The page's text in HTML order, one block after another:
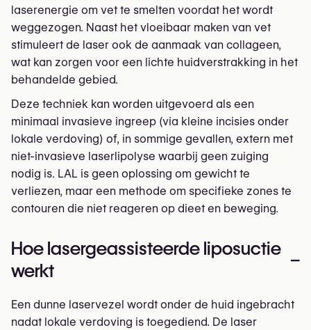
laserenergie om vet te smelten voordat het wordt
weggezogen. Naast het vloeibaar maken van vet
stimuleert de laser ook de aanmaak van collageen,
wat kan zorgen voor een lichte huidverstrakking in het
behandelde gebied.
Deze techniek kan worden uitgevoerd als een
minimaal invasieve ingreep (via kleine incisies onder
lokale verdoving) of, in sommige gevallen, extern met
niet-invasieve laserlipolyse waarbij geen zuiging
nodig is. LAL is geen oplossing om gewicht te
verliezen, maar een methode om specifieke zones te
contouren die niet reageren op dieet en beweging.
Hoe lasergeassisteerde liposuctie
werkt
–
Een dunne laservezel wordt onder de huid ingebracht
nadat lokale verdoving is toegediend. De laser